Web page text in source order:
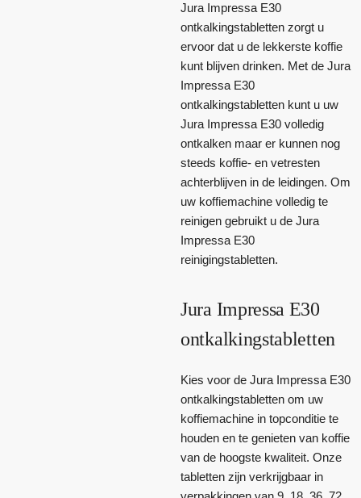
Jura Impressa E30
ontkalkingstabletten zorgt u
ervoor dat u de lekkerste koffie
kunt blijven drinken. Met de Jura
Impressa E30
ontkalkingstabletten kunt u uw
Jura Impressa E30 volledig
ontkalken maar er kunnen nog
steeds koffie- en vetresten
achterblijven in de leidingen. Om
uw koffiemachine volledig te
reinigen gebruikt u de Jura
Impressa E30
reinigingstabletten.
Jura Impressa E30
ontkalkingstabletten
Kies voor de Jura Impressa E30
ontkalkingstabletten om uw
koffiemachine in topconditie te
houden en te genieten van koffie
van de hoogste kwaliteit. Onze
tabletten zijn verkrijgbaar in